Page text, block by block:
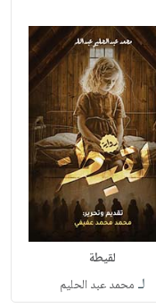
لقيطة
لـ محمد عبد الحليم